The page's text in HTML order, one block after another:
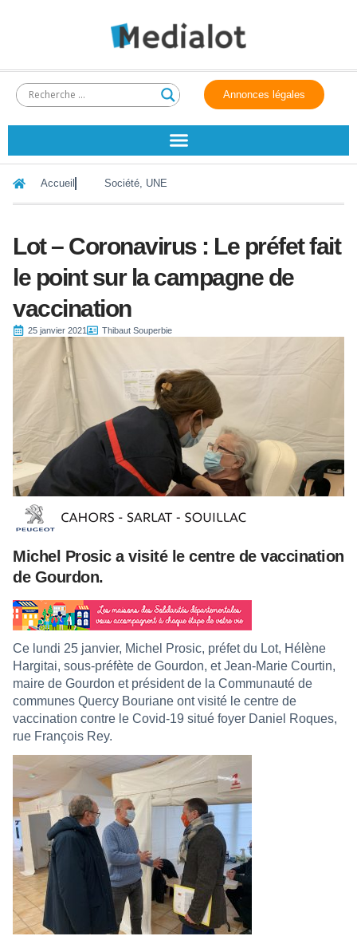
Annonces légales
Accueil Société, UNE
Lot – Coronavirus : Le préfet fait
le point sur la campagne de
vaccination
25 janvier 2021 Thibaut Souperbie
Michel Prosic a visité le centre de vaccination
de Gourdon.
Ce lundi 25 janvier, Michel Prosic, préfet du Lot, Hélène
Hargitai, sous-préfète de Gourdon, et Jean-Marie Courtin,
maire de Gourdon et président de la Communauté de
communes Quercy Bouriane ont visité le centre de
vaccination contre le Covid-19 situé foyer Daniel Roques,
rue François Rey.